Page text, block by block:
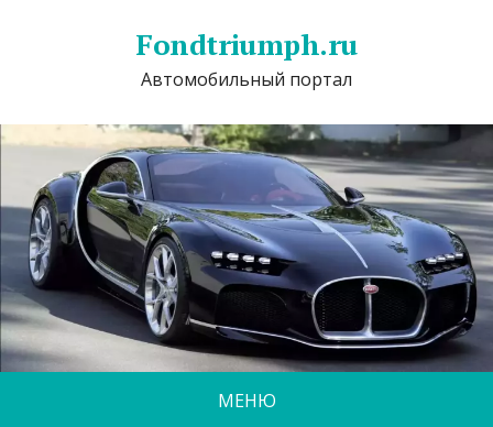
Fondtriumph.ru
Автомобильный портал
МЕНЮ